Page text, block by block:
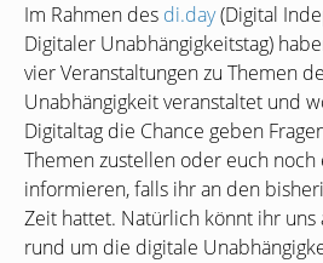
Im Rahmen des di.day(Digital
Digitaler Unabhängigkeitstag)
vier Veranstaltungen zu Themen
Unabhängigkeit veranstaltet und
Digitaltag die Chance geben
Themen zustellen oder euch
informieren, falls ihr an den
Zeit hattet. Natürlich könnt ihr uns
rund um die digitale